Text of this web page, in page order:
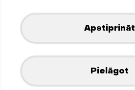
Apstiprināt
Pielāgot
Izstrādājis